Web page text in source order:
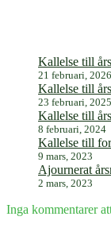
Kallelse till
21 februari, 2026
Kallelse till
23 februari, 2025
Kallelse till
8 februari, 2024
Kallelse till
9 mars, 2023
Ajournerat
2 mars, 2023
Inga kommentarer